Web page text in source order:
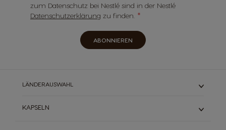
zum Datenschutz bei Nestlé sind in der Nestlé
Datenschutzerklärung zu finden.
ABONNIEREN
LÄNDERAUSWAHL
KAPSELN